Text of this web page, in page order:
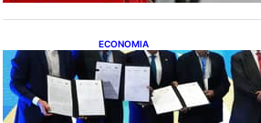
ECONOMIA
ApexBrasil participa de
convênio para
de R$ 2,63 milhões em
exportações de cachaça